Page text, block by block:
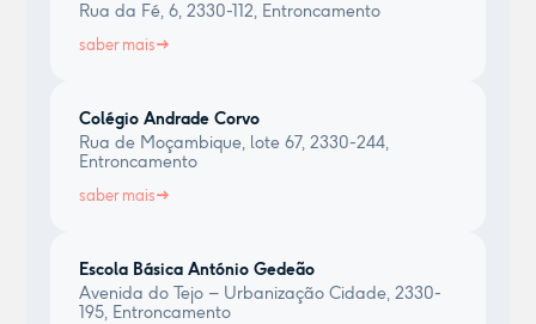
Rua da Fé, 6, 2330-112, Entroncamento
saber mais
Colégio Andrade Corvo
Rua de Moçambique, lote 67, 2330-244,
Entroncamento
saber mais
Escola Básica António Gedeão
Avenida do Tejo – Urbanização Cidade, 2330-
195, Entroncamento